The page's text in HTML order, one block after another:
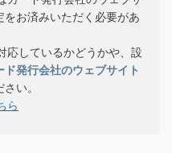
お済みいただく必要があ
応しているかどうかや、設
ド発行会社のウェブサイト
い。
ら